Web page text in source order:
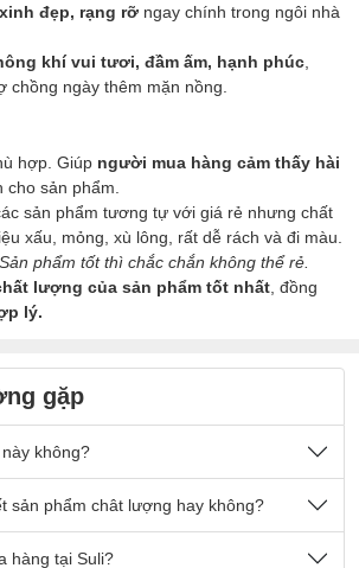
xinh đẹp, rạng rỡ ngay chính trong ngôi nhà
khí vui tươi, đầm ấm, hạnh phúc
chồng ngày thêm mặn nồng.
hợp. Giúp người mua hàng cảm thấy hài
sản phẩm.
sản phẩm tương tự với giá rẻ nhưng chất
xấu, mỏng, xù lông, rất dễ rách và đi màu.
Sản phẩm tốt thì chắc chắn không thể rẻ.
lượng của sản phẩm tốt nhất , đồng
lý.
gặp
không?
nặng nằm trong số kg ở mô tả sản
đẹp ạ.
kế thoải mái phù hợp cho tất cả mọi
sản phẩm chât lượng hay không?
làchất vải loại 1 cao cấp
hàng tại Suli?